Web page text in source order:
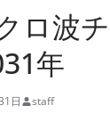
ロ波
年
日 staff